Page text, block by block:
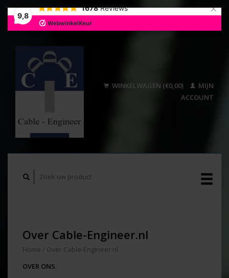
9,8
1678 Reviews ×
WINKELWAGEN (€0,00)
MIJN
ACCOUNT
Over Cable-Engineer.nl
Home / Over Cable-Engineer.nl
OVER ONS: